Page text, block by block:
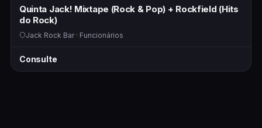
Quinta Jack! Mixtape (Rock & Pop) + Rockfield (Hits
do Rock)
Jack Rock Bar · Funcionários
Consulte